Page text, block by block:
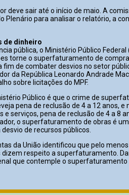
deve sair até o início de maio. A
Plenário para analisar o relatório, a
de dinheiro
pública, o Ministério Público Federal
torne o superfaturamento de
fim de combater desvios no setor
da República Leonardo Andrade
sobre licitações do MPF.
Público é que o crime de
pena de reclusão de 4 a 12 anos, e
e serviços, pena de reclusão de 4 a 8
o superfaturamento de obras é
de recursos públicos.
da União identificou que pelo
respeito a superfaturamento.
que contemple o superfaturamento